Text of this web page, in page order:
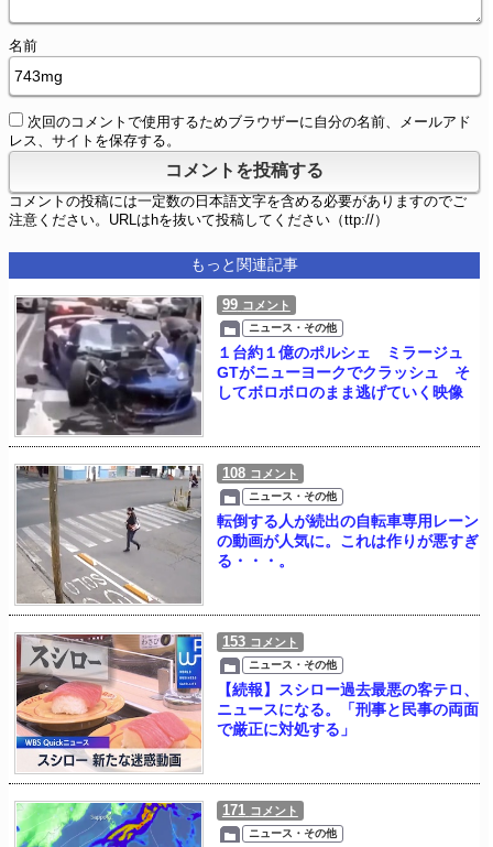
名前
次回のコメントで使用するためブラウザーに自分の名前、メールアド
レス、サイトを保存する。
コメントの投稿には一定数の日本語文字を含める必要がありますのでご
注意ください。URLはhを抜いて投稿してください（ttp://）
もっと関連記事
99 コメント
ニュース・その他
１台約１億のポルシェ ミラージュ
GTがニューヨークでクラッシュ そ
してボロボロのまま逃げていく映像
108 コメント
ニュース・その他
転倒する人が続出の自転車専用レーン
の動画が人気に。これは作りが悪すぎ
る・・・。
153 コメント
ニュース・その他
【続報】スシロー過去最悪の客テロ、
ニュースになる。「刑事と民事の両面
で厳正に対処する」
171 コメント
ニュース・その他